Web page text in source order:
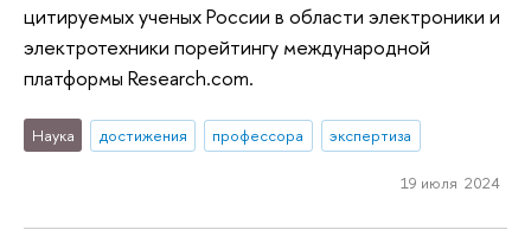
цитируемых ученых России в области электроники и
электротехники порейтингу международной
платформы Research.com.
Наука достижения профессора экспертиза
19 июля 2024